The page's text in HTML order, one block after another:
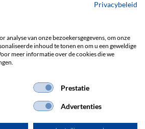
Privacybeleid
analyse van onze bezoekersgegevens, om onze
inhoud te tonen en om u een geweldige
meer informatie over de cookies die we
Prestatie
Advertenties